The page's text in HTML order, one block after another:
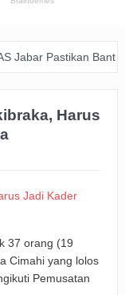
Pastikan Bantuan
Harus
37 orang (19
Cimahi yang lolos
Pemusatan